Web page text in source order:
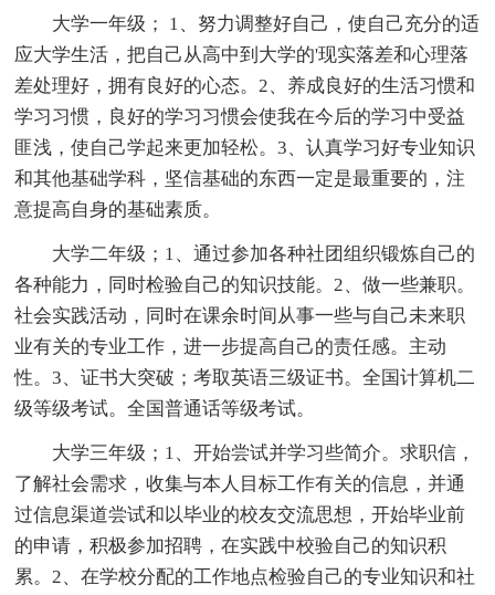
大学一年级； 1、努力调整好自己，使自己充分的适
应大学生活，把自己从高中到大学的'现实落差和心理落
差处理好，拥有良好的心态。2、养成良好的生活习惯和
学习习惯，良好的学习习惯会使我在今后的学习中受益
匪浅，使自己学起来更加轻松。3、认真学习好专业知识
和其他基础学科，坚信基础的东西一定是最重要的，注
意提高自身的基础素质。
大学二年级；1、通过参加各种社团组织锻炼自己的
各种能力，同时检验自己的知识技能。2、做一些兼职。
社会实践活动，同时在课余时间从事一些与自己未来职
业有关的专业工作，进一步提高自己的责任感。主动
性。3、证书大突破；考取英语三级证书。全国计算机二
级等级考试。全国普通话等级考试。
大学三年级；1、开始尝试并学习些简介。求职信，
了解社会需求，收集与本人目标工作有关的信息，并通
过信息渠道尝试和以毕业的校友交流思想，开始毕业前
的申请，积极参加招聘，在实践中校验自己的知识积
累。2、在学校分配的工作地点检验自己的专业知识和社